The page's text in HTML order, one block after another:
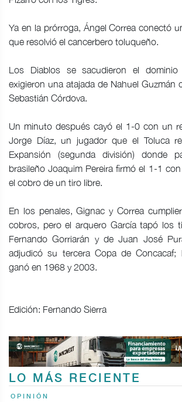
Ya en la prórroga, Ángel Correa conectó
que resolvió el cancerbero toluqueño.
Los Diablos se sacudieron el
exigieron una atajada de Nahuel Guzmán
Sebastián Córdova.
Un minuto después cayó el 1-0 con un
Jorge Díaz, un jugador que el Toluca
Expansión (segunda división) donde
brasileño Joaquim Pereira firmó el 1-1
el cobro de un tiro libre.
En los penales, Gignac y Correa
cobros, pero el arquero García tapó los
Fernando Gorriarán y de Juan José
adjudicó su tercera Copa de Concacaf;
ganó en 1968 y 2003.
Edición: Fernando Sierra
LO MÁS RECIENTE
OPINIÓN